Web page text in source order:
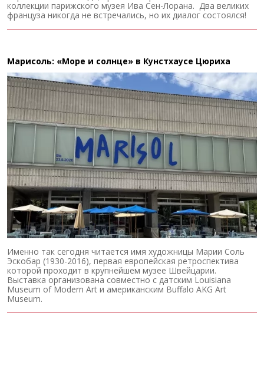
коллекции парижского музея Ива Сен-Лорана. Два великих
француза никогда не встречались, но их диалог состоялся!
Марисоль: «Море и солнце» в Кунстхаусе Цюриха
Именно так сегодня читается имя художницы Марии Соль
Эскобар (1930-2016), первая европейская ретроспектива
которой проходит в крупнейшем музее Швейцарии.
Выставка организована совместно с датским Louisiana
Museum of Modern Art и американским Buffalo AKG Art
Museum.